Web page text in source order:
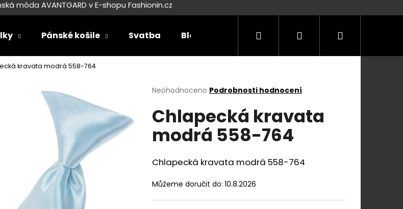
móda AVANTGARD v E-shopu Fashionin.cz
Pánské košile Svatba Blog Příležitosti Velikostní tabulky
Hledat PřihlášeníNákupní
kravata modrá 558-764
Průměrné
produktu
je
hvězdiček.
Neohodnoceno Podrobnosti hodnocení
Chlapecká kravata
modrá 558-764
Chlapecká kravata modrá 558-764
Můžeme doručit do: 10.8.2026
najít?